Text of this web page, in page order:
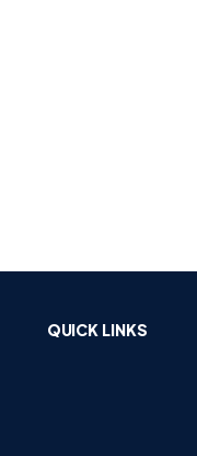
QUICK LINKS